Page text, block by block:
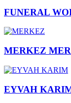
FUNERAL
MERKEZ
EYVAH